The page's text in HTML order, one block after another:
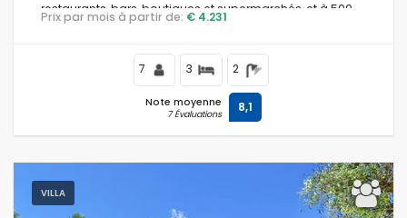
Distances
Confort
restaurants, bars, boutiques et supermarchés, et à 500
mètres de la plage El Arenal.
Prix par mois à partir de: € 4.231
7 3 2
Note moyenne
7 Évaluations 8,1
VILLA